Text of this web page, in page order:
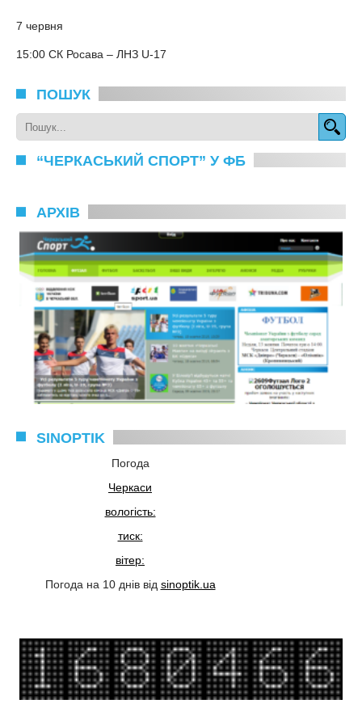
7 червня
15:00 СК Росава – ЛНЗ U-17
ПОШУК
“ЧЕРКАСЬКИЙ СПОРТ” У ФБ
АРХІВ
SINOPTIK
Погода
Черкаси
вологість:
тиск:
вітер:
Погода на 10 днів від sinoptik.ua